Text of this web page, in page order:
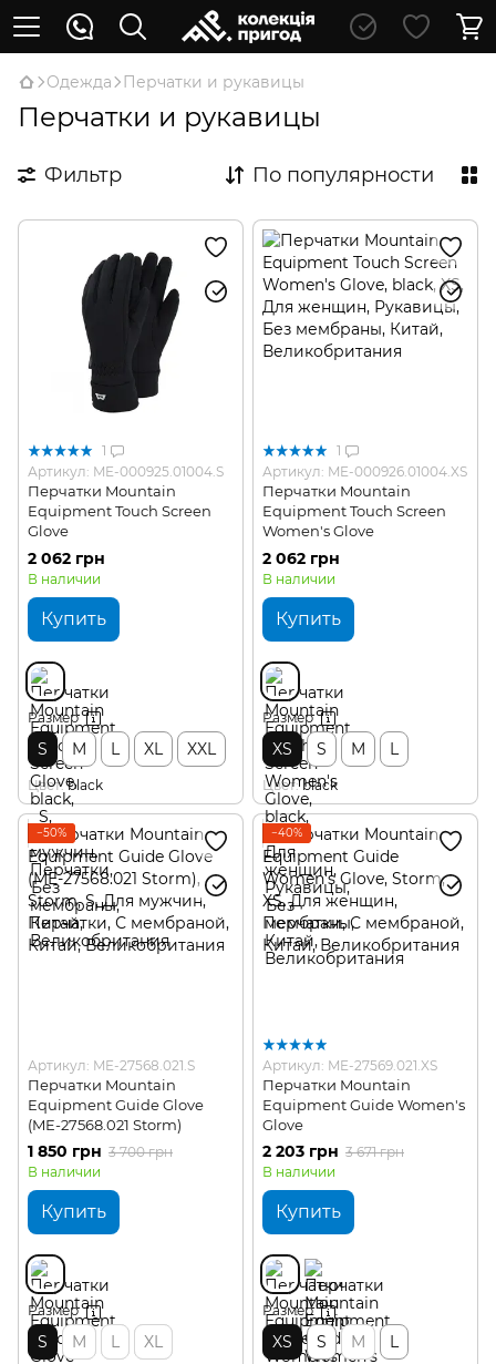
Oдежда Перчатки и рукавицы
Перчатки и рукавицы
Фильтр По популярности
1
Артикул: ME-000925.01004.S
Перчатки Mountain
Equipment Touch Screen
Glove
2 062 грн
В наличии
Купить
Размер
S M L XL XXL
Цвет black
1
Артикул: ME-000926.01004.XS
Перчатки Mountain
Equipment Touch Screen
Women's Glove
2 062 грн
В наличии
Купить
Размер
XS S M L
Цвет black
−50%
Артикул: ME-27568.021.S
Перчатки Mountain
Equipment Guide Glove
(ME-27568.021 Storm)
1 850 грн 3 700 грн
В наличии
Купить
Размер
S M L XL
−40%
Артикул: ME-27569.021.XS
Перчатки Mountain
Equipment Guide Women's
Glove
2 203 грн 3 671 грн
В наличии
Купить
Размер
XS S M L